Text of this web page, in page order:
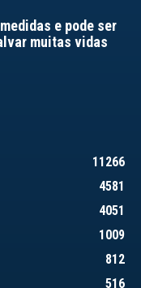
e pode ser
muitas vidas
11266
4581
4051
1009
812
516